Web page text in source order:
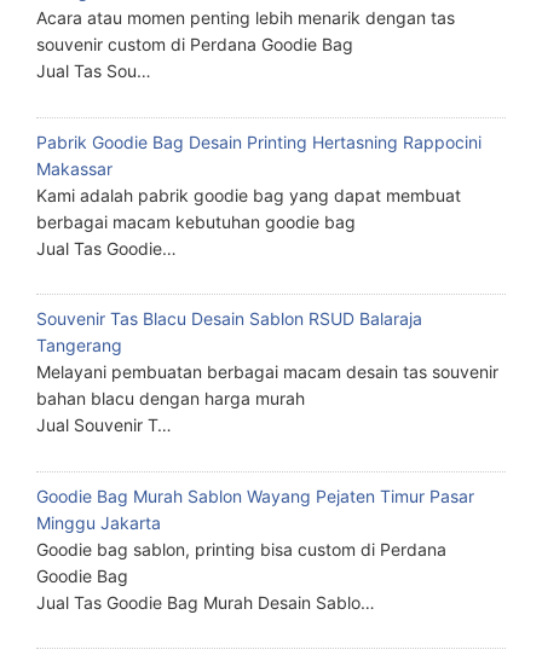
Acara atau momen penting lebih menarik dengan tas
souvenir custom di Perdana Goodie Bag
Jual Tas Sou…
Pabrik Goodie Bag Desain Printing Hertasning Rappocini
Makassar
Kami adalah pabrik goodie bag yang dapat membuat
berbagai macam kebutuhan goodie bag
Jual Tas Goodie…
Souvenir Tas Blacu Desain Sablon RSUD Balaraja
Tangerang
Melayani pembuatan berbagai macam desain tas souvenir
bahan blacu dengan harga murah
Jual Souvenir T…
Goodie Bag Murah Sablon Wayang Pejaten Timur Pasar
Minggu Jakarta
Goodie bag sablon, printing bisa custom di Perdana
Goodie Bag
Jual Tas Goodie Bag Murah Desain Sablo…